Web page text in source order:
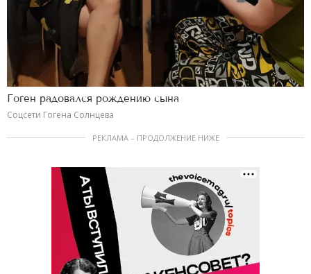
Гоген радовался рождению сына
Соцсети Гогена Солнцева
РЕКЛАМА – ПРОДОЛЖЕНИЕ НИЖЕ